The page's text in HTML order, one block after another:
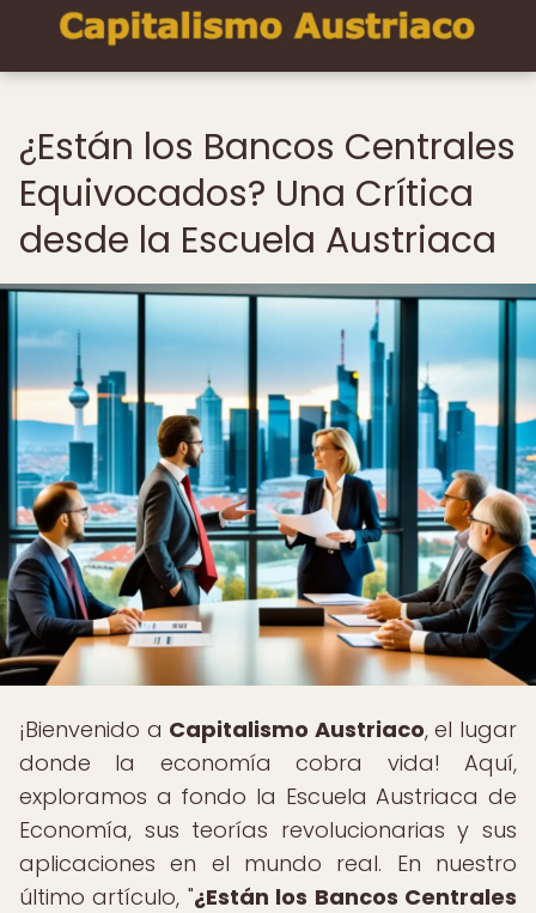
¿Están los Bancos Centrales
Equivocados? Una Crítica
desde la Escuela Austriaca
¡Bienvenido a Capitalismo Austriaco, el lugar
donde la economía cobra vida! Aquí,
exploramos a fondo la Escuela Austriaca de
Economía, sus teorías revolucionarias y sus
aplicaciones en el mundo real. En nuestro
último artículo, "¿Están los Bancos Centrales